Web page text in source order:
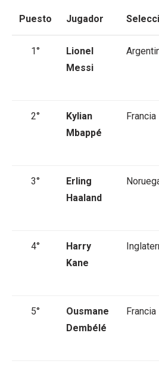
Puesto Jugador
1°
Lionel
Messi
2°
Kylian
Mbappé
Francia
3°
Erling
Haaland
4°
Harry
Kane
5°
Ousmane
Dembélé
Francia